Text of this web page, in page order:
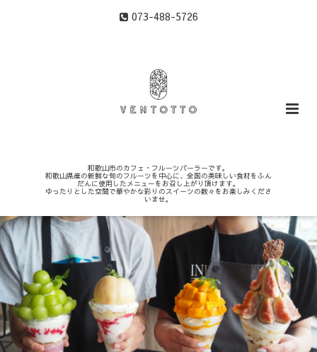
073-488-5726
和歌山市のカフェ・フルーツパーラーです。
和歌山県産の新鮮な旬のフルーツを中心に、全国の美味しい食材をふん
だんに使用したメニューをお召し上がり頂けます。
ゆったりとした空間で華やかな彩りのスイーツの数々をお楽しみくださ
いませ。